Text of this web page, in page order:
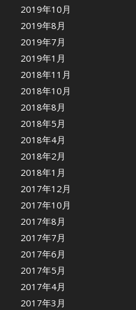
2019年10月
2019年8月
2019年7月
2019年1月
2018年11月
2018年10月
2018年8月
2018年5月
2018年4月
2018年2月
2018年1月
2017年12月
2017年10月
2017年8月
2017年7月
2017年6月
2017年5月
2017年4月
2017年3月